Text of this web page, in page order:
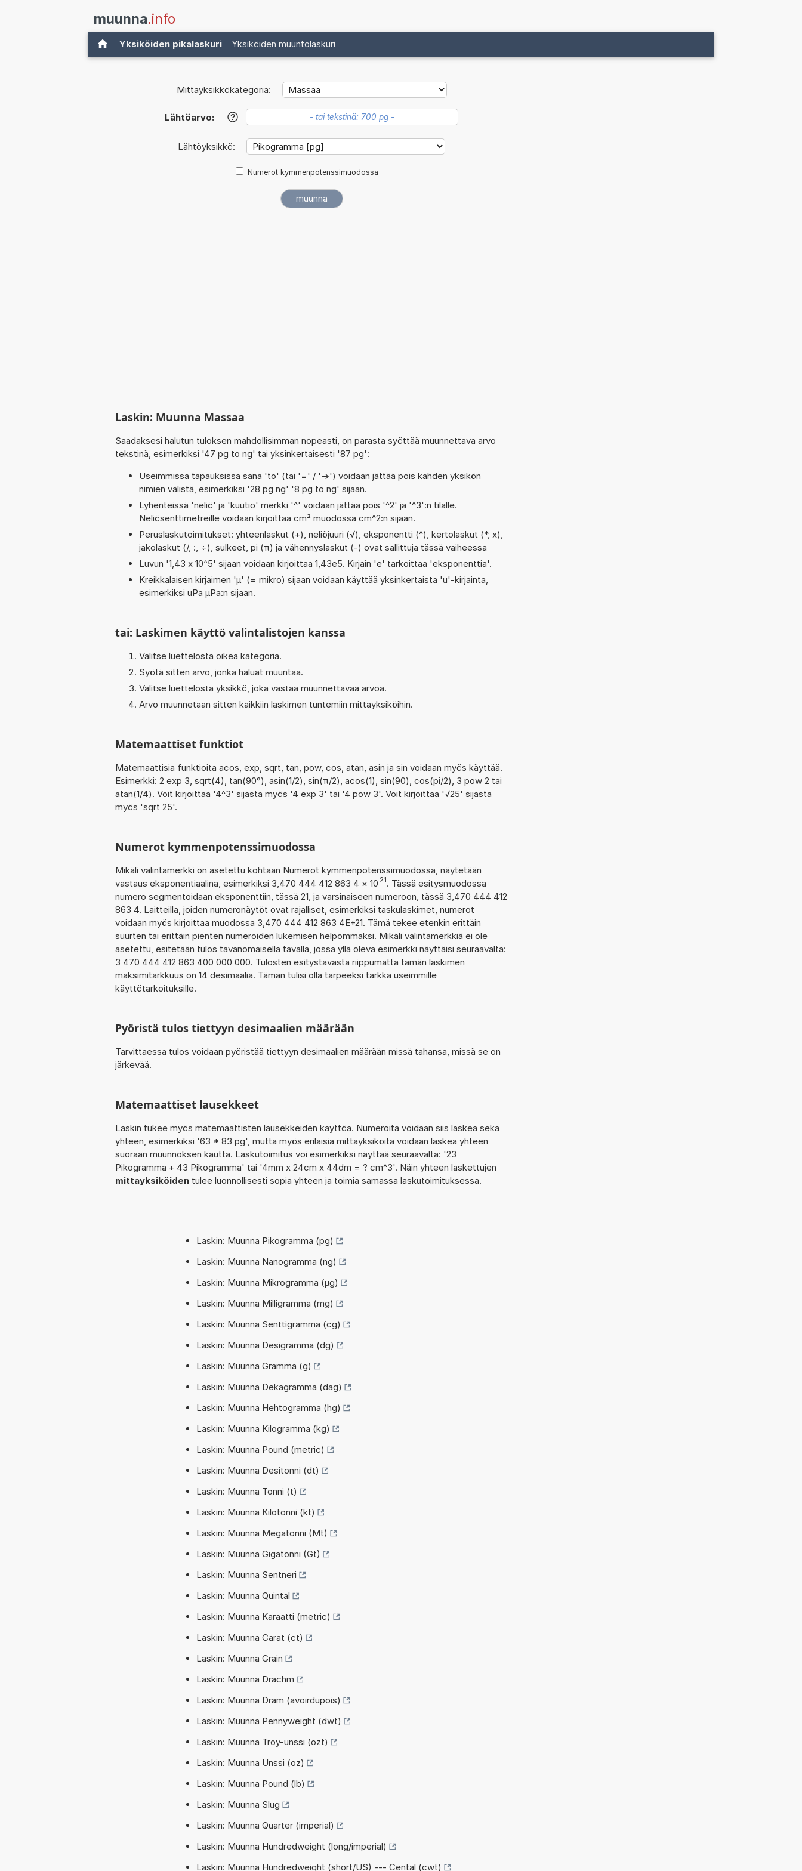
muunna.info
Yksiköiden pikalaskuri Yksiköiden muuntolaskuri
Mittayksikkökategoria:
Lähtöarvo: ?
Lähtöyksikkö:
Numerot kymmenpotenssimuodossa
Laskin: Muunna Massaa
Saadaksesi halutun tuloksen mahdollisimman nopeasti, on parasta syöttää muunnettava arvo
tekstinä, esimerkiksi '47 pg to ng' tai yksinkertaisesti '87 pg':
Useimmissa tapauksissa sana 'to' (tai '=' / '->') voidaan jättää pois kahden yksikön
nimien välistä, esimerkiksi '28 pg ng' '8 pg to ng' sijaan.
Lyhenteissä 'neliö' ja 'kuutio' merkki '^' voidaan jättää pois '^2' ja '^3':n tilalle.
Neliösenttimetreille voidaan kirjoittaa cm² muodossa cm^2:n sijaan.
Peruslaskutoimitukset: yhteenlaskut (+), neliöjuuri (√), eksponentti (^), kertolaskut (*, x),
jakolaskut (/, :, ÷), sulkeet, pi (π) ja vähennyslaskut (-) ovat sallittuja tässä vaiheessa
Luvun '1,43 x 10^5' sijaan voidaan kirjoittaa 1,43e5. Kirjain 'e' tarkoittaa 'eksponenttia'.
Kreikkalaisen kirjaimen 'µ' (= mikro) sijaan voidaan käyttää yksinkertaista 'u'-kirjainta,
esimerkiksi uPa µPa:n sijaan.
tai: Laskimen käyttö valintalistojen kanssa
Valitse luettelosta oikea kategoria.
Syötä sitten arvo, jonka haluat muuntaa.
Valitse luettelosta yksikkö, joka vastaa muunnettavaa arvoa.
Arvo muunnetaan sitten kaikkiin laskimen tuntemiin mittayksiköihin.
Matemaattiset funktiot
Matemaattisia funktioita acos, exp, sqrt, tan, pow, cos, atan, asin ja sin voidaan myös käyttää.
Esimerkki: 2 exp 3, sqrt(4), tan(90°), asin(1/2), sin(π/2), acos(1), sin(90), cos(pi/2), 3 pow 2 tai
atan(1/4). Voit kirjoittaa '4^3' sijasta myös '4 exp 3' tai '4 pow 3'. Voit kirjoittaa '√25' sijasta
myös 'sqrt 25'.
Numerot kymmenpotenssimuodossa
Mikäli valintamerkki on asetettu kohtaan Numerot kymmenpotenssimuodossa, näytetään
vastaus eksponentiaalina, esimerkiksi 3,470 444 412 863 4 × 10 21. Tässä esitysmuodossa
numero segmentoidaan eksponenttiin, tässä 21, ja varsinaiseen numeroon, tässä 3,470 444 412
863 4. Laitteilla, joiden numeronäytöt ovat rajalliset, esimerkiksi taskulaskimet, numerot
voidaan myös kirjoittaa muodossa 3,470 444 412 863 4E+21. Tämä tekee etenkin erittäin
suurten tai erittäin pienten numeroiden lukemisen helpommaksi. Mikäli valintamerkkiä ei ole
asetettu, esitetään tulos tavanomaisella tavalla, jossa yllä oleva esimerkki näyttäisi seuraavalta:
3 470 444 412 863 400 000 000. Tulosten esitystavasta riippumatta tämän laskimen
maksimitarkkuus on 14 desimaalia. Tämän tulisi olla tarpeeksi tarkka useimmille
käyttötarkoituksille.
Pyöristä tulos tiettyyn desimaalien määrään
Tarvittaessa tulos voidaan pyöristää tiettyyn desimaalien määrään missä tahansa, missä se on
järkevää.
Matemaattiset lausekkeet
Laskin tukee myös matemaattisten lausekkeiden käyttöä. Numeroita voidaan siis laskea sekä
yhteen, esimerkiksi '63 * 83 pg', mutta myös erilaisia mittayksiköitä voidaan laskea yhteen
suoraan muunnoksen kautta. Laskutoimitus voi esimerkiksi näyttää seuraavalta: '23
Pikogramma + 43 Pikogramma' tai '4mm x 24cm x 44dm = ? cm^3'. Näin yhteen laskettujen
mittayksiköiden tulee luonnollisesti sopia yhteen ja toimia samassa laskutoimituksessa.
Laskin: Muunna Pikogramma (pg)
Laskin: Muunna Nanogramma (ng)
Laskin: Muunna Mikrogramma (µg)
Laskin: Muunna Milligramma (mg)
Laskin: Muunna Senttigramma (cg)
Laskin: Muunna Desigramma (dg)
Laskin: Muunna Gramma (g)
Laskin: Muunna Dekagramma (dag)
Laskin: Muunna Hehtogramma (hg)
Laskin: Muunna Kilogramma (kg)
Laskin: Muunna Pound (metric)
Laskin: Muunna Desitonni (dt)
Laskin: Muunna Tonni (t)
Laskin: Muunna Kilotonni (kt)
Laskin: Muunna Megatonni (Mt)
Laskin: Muunna Gigatonni (Gt)
Laskin: Muunna Sentneri
Laskin: Muunna Quintal
Laskin: Muunna Karaatti (metric)
Laskin: Muunna Carat (ct)
Laskin: Muunna Grain
Laskin: Muunna Drachm
Laskin: Muunna Dram (avoirdupois)
Laskin: Muunna Pennyweight (dwt)
Laskin: Muunna Troy-unssi (ozt)
Laskin: Muunna Unssi (oz)
Laskin: Muunna Pound (lb)
Laskin: Muunna Slug
Laskin: Muunna Quarter (imperial)
Laskin: Muunna Hundredweight (long/imperial)
Laskin: Muunna Hundredweight (short/US) --- Cental (cwt)